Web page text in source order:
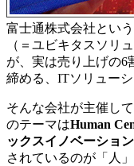
富士通株式会社とい
（＝ユビキタスソリ
が、実は売り上げの6
締める、ITソリュー
そんな会社が主催し
のテーマはHuman
ックスイノベーション
されているのが「人